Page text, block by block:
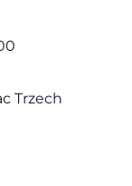
Trzech